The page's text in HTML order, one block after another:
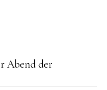
Abend der